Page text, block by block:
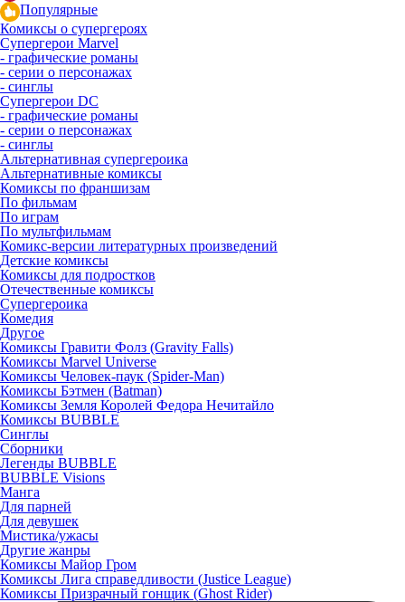
Популярные
Комиксы о супергероях
Супергерои Marvel
- графические романы
- серии о персонажах
- синглы
Супергерои DC
- графические романы
- серии о персонажах
- синглы
Альтернативная супергероика
Альтернативные комиксы
Комиксы по франшизам
По фильмам
По играм
По мультфильмам
Комикс-версии литературных произведений
Детские комиксы
Комиксы для подростков
Отечественные комиксы
Супергероика
Комедия
Другое
Комиксы Гравити Фолз (Gravity Falls)
Комиксы Marvel Universe
Комиксы Человек-паук (Spider-Man)
Комиксы Бэтмен (Batman)
Комиксы Земля Королей Федора Нечитайло
Комиксы BUBBLE
Синглы
Сборники
Легенды BUBBLE
BUBBLE Visions
Манга
Для парней
Для девушек
Мистика/ужасы
Другие жанры
Комиксы Майор Гром
Комиксы Лига справедливости (Justice League)
Комиксы Призрачный гонщик (Ghost Rider)